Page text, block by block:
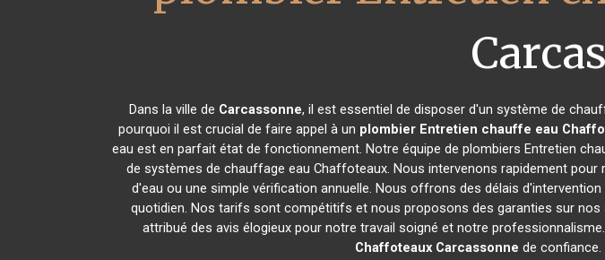
Dans la ville de Carcassonne, il est essentiel de disposer d'un système de
pourquoi il est crucial de faire appel à un plombier Entretien chauffe eau
eau est en parfait état de fonctionnement. Notre équipe de plombiers Entretien
de systèmes de chauffage eau Chaffoteaux. Nous intervenons rapidement
d'eau ou une simple vérification annuelle. Nous offrons des délais
quotidien. Nos tarifs sont compétitifs et nous proposons des garanties sur
attribué des avis élogieux pour notre travail soigné et notre
Chaffoteaux Carcassonne de